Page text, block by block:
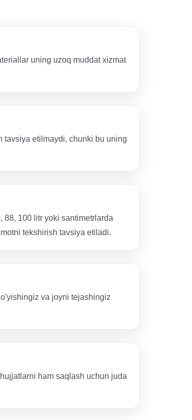
uning uzoq muddat xizmat
tavsiya etilmaydi, chunki bu uning
88, 100 litr yoki santimetrlarda
tekshirish tavsiya etiladi.
va joyni tejashingiz
ham saqlash uchun juda